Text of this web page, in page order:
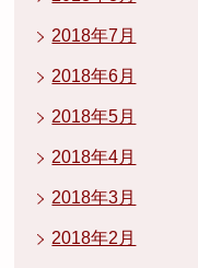
2018年7月
2018年6月
2018年5月
2018年4月
2018年3月
2018年2月